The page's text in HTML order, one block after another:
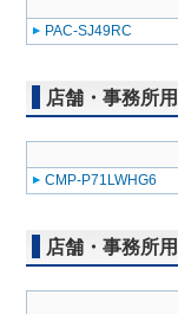
PAC-SJ49RC
店舗・事務所
CMP-P71LWHG6
店舗・事務所